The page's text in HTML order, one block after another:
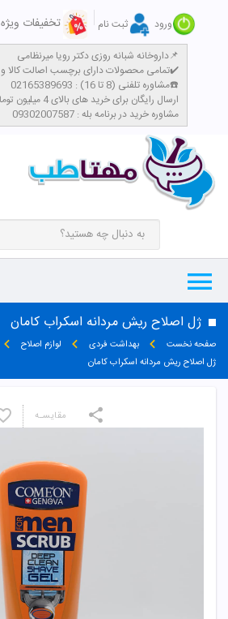
ورود ثبت نام تخفیفات ویژه
داروخانه شبانه روزی دکتر رویا میرنظامی📌
تمامی محصولات دارای برچسب اصالت کالا و سیب سلامت میباشند✔️
مشاوره تلفنی (8 تا 16) : 02165389693☎️
​ارسال رایگان برای خرید های بالای 4 میلیون تومان با پست پیشتاز
مشاوره خرید در برنامه بله : 09302007587
ژل اصلاح ریش مردانه اسکراب کامان
صفحه نخست بهداشت فردی لوازم اصلاح
ژل اصلاح ریش مردانه اسکراب کامان
مقایسـه